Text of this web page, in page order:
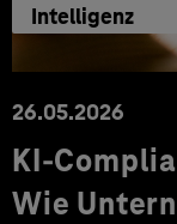
Intelligenz
26.05.2026
KI-
Wie